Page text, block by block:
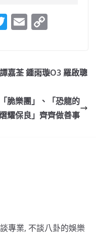
T
er
E
l y
n
k
嘉荃 鍾雨璇O3 羅啟聰
脆樂團」、「恐龍的
耀保良」齊齊做善事
專業, 不談八卦的娛樂